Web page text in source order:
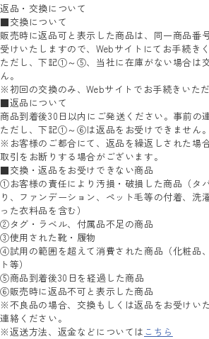
返品・交換について
■交換について
販売時に返品可と表示した商品は、同一商品番
受けいたしますので、Webサイトにてお手続きく
ただし、下記①～⑤、当社に在庫がない場合は
ん。
※初回の交換のみ、Webサイトでお手続きいただ
■返品について
商品到着後30日以内にご発送ください。事前の
ただし、下記①～⑥は返品をお受けできません。
※お客様のご都合にて、返品を繰返しされた場
取引をお断りする場合がございます。
■交換・返品をお受けできない商品
①お客様の責任により汚損・破損した商品（タ
り、ファンデーション、ペット毛等の付着、洗
った衣料品を含む）
②タグ・ラベル、付属品不足の商品
③使用された靴・履物
④試用の範囲を超えて消費された商品（化粧品
ト等）
⑤商品到着後30日を経過した商品
⑥販売時に返品不可と表示した商品
※不良品の場合、交換もしくは返品をお受けい
連絡ください。
※返送方法、返金などについては こちら